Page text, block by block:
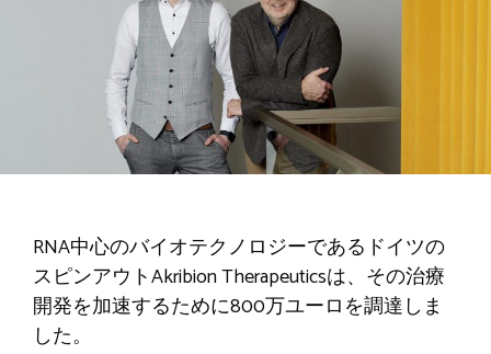
RNA中心のバイオテクノロジーであるドイツの
スピンアウトAkribion​​ Therapeuticsは、その治療
開発を加速するために800万ユーロを調達しま
した。